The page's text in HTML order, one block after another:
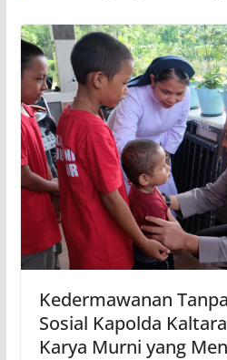
Kedermawanan
Sosial Kapolda
Karya Murni yang